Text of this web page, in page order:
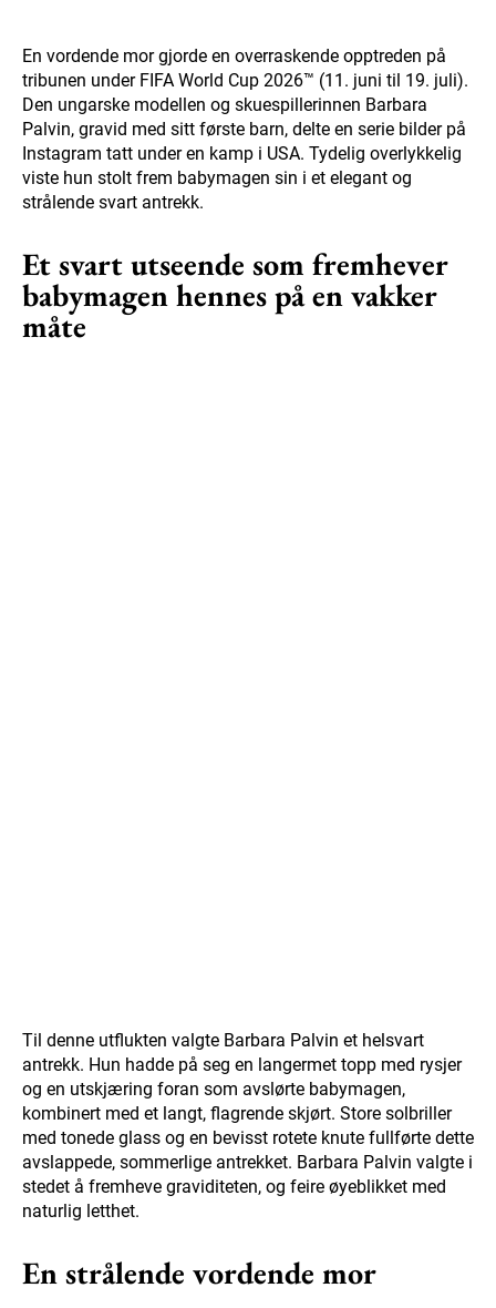
En vordende mor gjorde en overraskende opptreden på
tribunen under FIFA World Cup 2026™ (11. juni til 19. juli).
Den ungarske modellen og skuespillerinnen Barbara
Palvin, gravid med sitt første barn, delte en serie bilder på
Instagram tatt under en kamp i USA. Tydelig overlykkelig
viste hun stolt frem babymagen sin i et elegant og
strålende svart antrekk.
Et svart utseende som fremhever
babymagen hennes på en vakker
måte
Til denne utflukten valgte Barbara Palvin et helsvart
antrekk. Hun hadde på seg en langermet topp med rysjer
og en utskjæring foran som avslørte babymagen,
kombinert med et langt, flagrende skjørt. Store solbriller
med tonede glass og en bevisst rotete knute fullførte dette
avslappede, sommerlige antrekket. Barbara Palvin valgte i
stedet å fremheve graviditeten, og feire øyeblikket med
naturlig letthet.
En strålende vordende mor